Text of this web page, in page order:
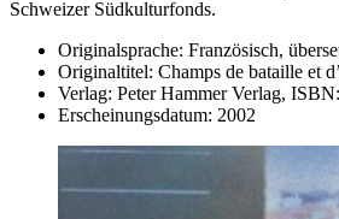
Schweizer Südkulturfonds.
Originalsprache: Französisch,
Originaltitel: Champs de bataille et
Verlag: Peter Hammer Verlag, ISBN:
Erscheinungsdatum: 2002